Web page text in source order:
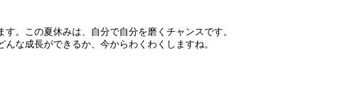
。この夏休みは、自分で自分を磨くチャンスです。
な成長ができるか、今からわくわくしますね。